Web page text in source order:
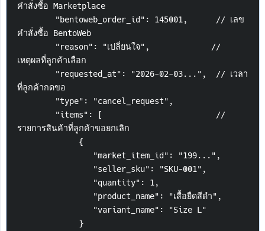
คำสั่งซื้อ Marketplace
คำสั่งซื้อ BentoWeb
เหตุผลที่ลูกค้าเลือก
ที่ลูกค้ากดขอ
        "type": "cancel_request",
รายการสินค้าที่ลูกค้าขอยกเลิก
             {
                "market_item_id": "199...",
                "seller_sku": "SKU-001",
                "quantity": 1,
                "product_name": "เสื้อยืดสีดำ",
                "variant_name": "Size L"
             }